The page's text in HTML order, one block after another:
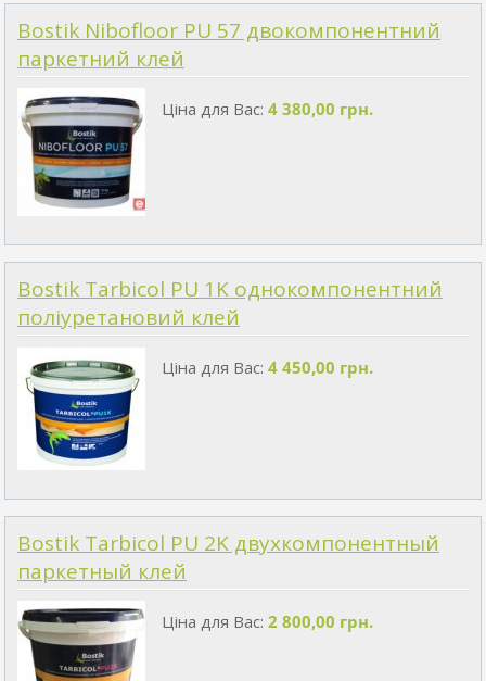
Bostik Nibofloor PU 57 двокомпонентний
паркетний клей
Ціна для Вас: 4 380,00 грн.
Bostik Tarbicol PU 1K однокомпонентний
поліуретановий клей
Ціна для Вас: 4 450,00 грн.
Bostik Tarbicol PU 2K двухкомпонентный
паркетный клей
Ціна для Вас: 2 800,00 грн.